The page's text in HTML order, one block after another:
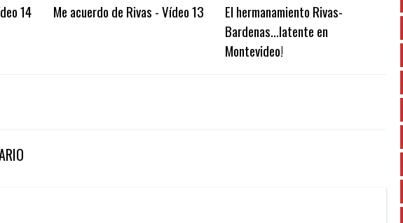
14 Me acuerdo de Rivas - Vídeo 13
El hermanamiento Rivas-
Bardenas…latente en
Montevideo!